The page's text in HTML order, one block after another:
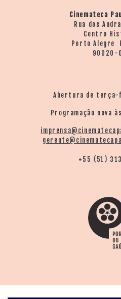
Cinemateca
Rua dos
Centro
Porto Alegre
90020-
Abertura de terça-
Programação nova
+55 (51)